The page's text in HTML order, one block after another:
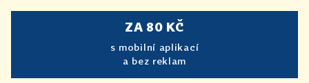
ZA 80 KČ
s mobilní aplikací
a bez reklam